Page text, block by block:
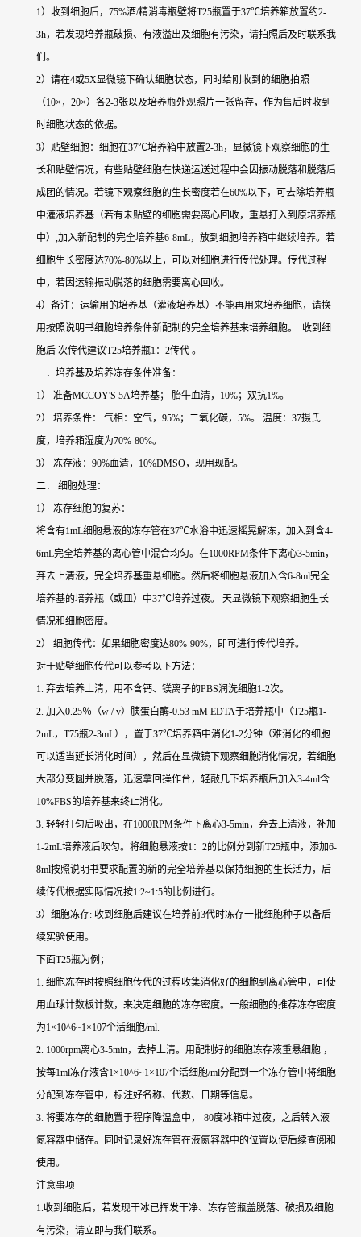
1）收到细胞后，75%酒/精消毒瓶壁将T25瓶置于37℃培养箱放置约2-
3h，若发现培养瓶破损、有液溢出及细胞有污染，请拍照后及时联系我
们。
2）请在4或5X显微镜下确认细胞状态，同时给刚收到的细胞拍照
（10×，20×）各2-3张以及培养瓶外观照片一张留存，作为售后时收到
时细胞状态的依据。
3）贴壁细胞：细胞在37℃培养箱中放置2-3h，显微镜下观察细胞的生
长和贴壁情况，有些贴壁细胞在快递运送过程中会因振动脱落和脱落后
成团的情况。若镜下观察细胞的生长密度若在60%以下，可去除培养瓶
中灌液培养基（若有未贴壁的细胞需要离心回收，重悬打入到原培养瓶
中）,加入新配制的完全培养基6-8mL，放到细胞培养箱中继续培养。若
细胞生长密度达70%-80%以上，可以对细胞进行传代处理。传代过程
中，若因运输振动脱落的细胞需要离心回收。
4）备注：运输用的培养基（灌液培养基）不能再用来培养细胞，请换
用按照说明书细胞培养条件新配制的完全培养基来培养细胞。 收到细
胞后 次传代建议T25培养瓶1：2传代 。
一．培养基及培养冻存条件准备：
1） 准备MCCOY'S 5A培养基； 胎牛血清，10%；双抗1%。
2） 培养条件： 气相：空气，95%；二氧化碳，5%。 温度：37摄氏
度，培养箱湿度为70%-80%。
3） 冻存液：90%血清，10%DMSO，现用现配。
二． 细胞处理：
1） 冻存细胞的复苏：
将含有1mL细胞悬液的冻存管在37℃水浴中迅速摇晃解冻，加入到含4-
6mL完全培养基的离心管中混合均匀。在1000RPM条件下离心3-5min，
弃去上清液，完全培养基重悬细胞。然后将细胞悬液加入含6-8ml完全
培养基的培养瓶（或皿）中37℃培养过夜。 天显微镜下观察细胞生长
情况和细胞密度。
2） 细胞传代：如果细胞密度达80%-90%，即可进行传代培养。
对于贴壁细胞传代可以参考以下方法：
1. 弃去培养上清，用不含钙、镁离子的PBS润洗细胞1-2次。
2. 加入0.25％（w / v）胰蛋白酶-0.53 mM EDTA于培养瓶中（T25瓶1-
2mL，T75瓶2-3mL），置于37℃培养箱中消化1-2分钟（难消化的细胞
可以适当延长消化时间），然后在显微镜下观察细胞消化情况，若细胞
大部分变圆并脱落，迅速拿回操作台，轻敲几下培养瓶后加入3-4ml含
10%FBS的培养基来终止消化。
3. 轻轻打匀后吸出，在1000RPM条件下离心3-5min，弃去上清液，补加
1-2mL培养液后吹匀。将细胞悬液按1：2的比例分到新T25瓶中，添加6-
8ml按照说明书要求配置的新的完全培养基以保持细胞的生长活力，后
续传代根据实际情况按1:2~1:5的比例进行。
3）细胞冻存: 收到细胞后建议在培养前3代时冻存一批细胞种子以备后
续实验使用。
下面T25瓶为例；
1. 细胞冻存时按照细胞传代的过程收集消化好的细胞到离心管中，可使
用血球计数板计数，来决定细胞的冻存密度。一般细胞的推荐冻存密度
为1×10^6~1×107个活细胞/ml.
2. 1000rpm离心3-5min，去掉上清。用配制好的细胞冻存液重悬细胞 ，
按每1ml冻存液含1×10^6~1×107个活细胞/ml分配到一个冻存管中将细胞
分配到冻存管中，标注好名称、代数、日期等信息。
3. 将要冻存的细胞置于程序降温盒中，-80度冰箱中过夜，之后转入液
氮容器中储存。同时记录好冻存管在液氮容器中的位置以便后续查阅和
使用。
注意事项
1.收到细胞后，若发现干冰已挥发干净、冻存管瓶盖脱落、破损及细胞
有污染，请立即与我们联系。